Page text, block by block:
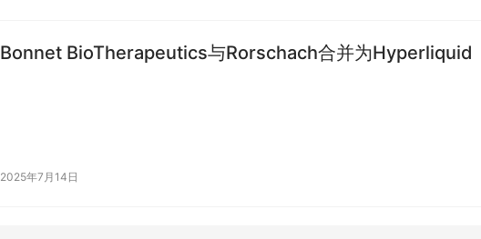
Bonnet BioTherapeutics与Rorschach合并为Hyperliquid
2025年7月14日